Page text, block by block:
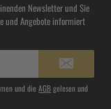
Newsletter und Sie
und Angebote informiert
und dieAGBgelesen und